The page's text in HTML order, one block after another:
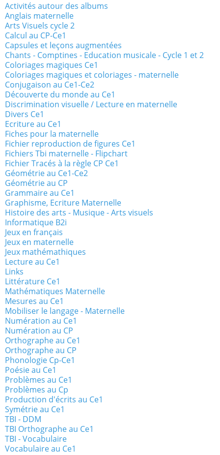
Activités autour des albums
Anglais maternelle
Arts Visuels cycle 2
Calcul au CP-Ce1
Capsules et leçons augmentées
Chants - Comptines - Education musicale - Cycle 1 et 2
Coloriages magiques Ce1
Coloriages magiques et coloriages - maternelle
Conjugaison au Ce1-Ce2
Découverte du monde au Ce1
Discrimination visuelle / Lecture en maternelle
Divers Ce1
Ecriture au Ce1
Fiches pour la maternelle
Fichier reproduction de figures Ce1
Fichiers Tbi maternelle - Flipchart
Fichier Tracés à la règle CP Ce1
Géométrie au Ce1-Ce2
Géométrie au CP
Grammaire au Ce1
Graphisme, Ecriture Maternelle
Histoire des arts - Musique - Arts visuels
Informatique B2i
Jeux en français
Jeux en maternelle
Jeux mathémathiques
Lecture au Ce1
Links
Littérature Ce1
Mathématiques Maternelle
Mesures au Ce1
Mobiliser le langage - Maternelle
Numération au Ce1
Numération au CP
Orthographe au Ce1
Orthographe au CP
Phonologie Cp-Ce1
Poésie au Ce1
Problèmes au Ce1
Problèmes au Cp
Production d'écrits au Ce1
Symétrie au Ce1
TBI - DDM
TBI Orthographe au Ce1
TBI - Vocabulaire
Vocabulaire au Ce1